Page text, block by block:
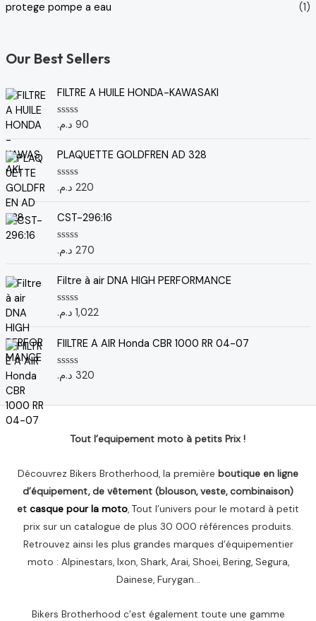
protege pompe a eau
(1)
Our Best Sellers
FILTRE A HUILE HONDA-KAWASAKI
N
o
e
s
r
90 د.م.
PLAQUETTE GOLDFREN AD 328
N
o
e
s
r
220 د.م.
CST-296:16
N
o
e
s
r
270 د.م.
Filtre à air DNA HIGH PERFORMANCE
N
o
e
s
r
1,022 د.م.
FIILTRE A AIR Honda CBR 1000 RR 04-07
N
o
e
320 د.م.
Tout l’equipement moto à petits Prix !
Découvrez Bikers Brotherhood, la première boutique en ligne
d’équipement, de vêtement (blouson, veste, combinaison)
et casque pour la moto, Tout l’univers pour le motard à petit
prix sur un catalogue de plus 30 000 références produits.
Retrouvez ainsi les plus grandes marques d’équipementier
moto : Alpinestars, Ixon, Shark, Arai, Shoei, Bering, Segura,
Dainese, Furygan…
Bikers Brotherhood c’est également toute une gamme